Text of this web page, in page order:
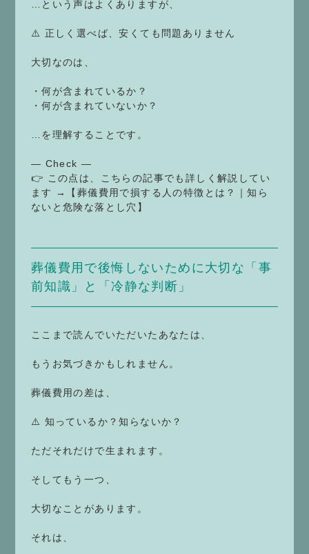
…という声はよくありますが、
⚠️ 正しく選べば、安くても問題ありません
大切なのは、
・何が含まれているか？
・何が含まれていないか？
…を理解することです。
— Check —
👉 この点は、こちらの記事でも詳しく解説してい
ます →【葬儀費用で損する人の特徴とは？｜知ら
ないと危険な落とし穴】
葬儀費用で後悔しないために大切な「事
前知識」と「冷静な判断」
ここまで読んでいただいたあなたは、
もうお気づきかもしれません。
葬儀費用の差は、
⚠️ 知っているか？知らないか？
ただそれだけで生まれます。
そしてもう一つ、
大切なことがあります。
それは、